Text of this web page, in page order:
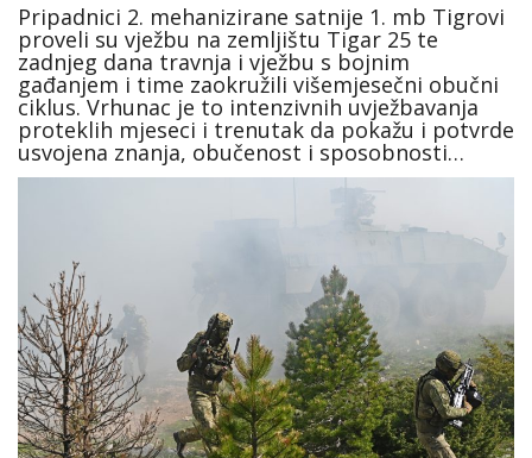
Pripadnici 2. mehanizirane satnije 1. mb Tigrovi
proveli su vježbu na zemljištu Tigar 25 te
zadnjeg dana travnja i vježbu s bojnim
gađanjem i time zaokružili višemjesečni obučni
ciklus. Vrhunac je to intenzivnih uvježbavanja
proteklih mjeseci i trenutak da pokažu i potvrde
usvojena znanja, obučenost i sposobnosti…